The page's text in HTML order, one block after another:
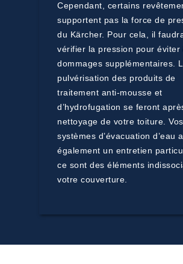
Cependant, certains
supportent pas la force de
du Kärcher. Pour cela, il
vérifier la pression pour éviter
dommages supplémentaires.
pulvérisation des produits de
traitement anti-mousse et
d’hydrofugation se feront
nettoyage de votre toiture. Vos
systèmes d’évacuation d’eau
également un entretien
ce sont des éléments
votre couverture.